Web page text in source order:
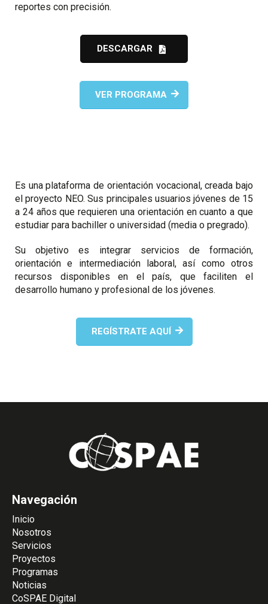
reportes con precisión.
DESCARGAR
VER PROGRAMA
Es una plataforma de orientación vocacional, creada bajo
el proyecto NEO. Sus principales usuarios jóvenes de 15
a 24 años que requieren una orientación en cuanto a que
estudiar para bachiller o universidad (media o pregrado).
Su objetivo es integrar servicios de formación,
orientación e intermediación laboral, así como otros
recursos disponibles en el país, que faciliten el
desarrollo humano y profesional de los jóvenes.
REGÍSTRATE AQUÍ
Navegación
Inicio
Nosotros
Servicios
Proyectos
Programas
Noticias
CoSPAE Digital